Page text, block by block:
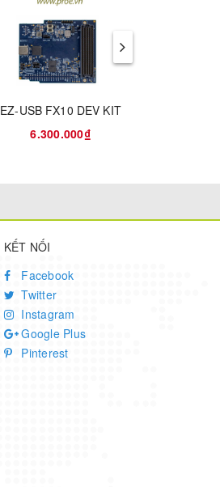
EZ-USB FX10 DEV KIT
6.300.000₫
KẾT NỐI
Facebook
Twitter
Instagram
Google Plus
Pinterest